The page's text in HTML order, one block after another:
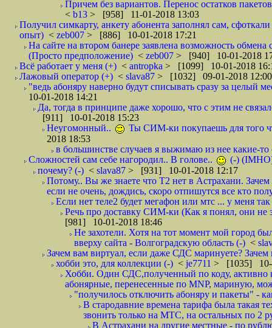
Причем без вариантов. Перенос остатков
< b13 > [958] 11-01-2018 13:03
Получил симкарту, анкету абонента заполнял сам,
опыт) < zeb007 > [886] 10-01-2018 17:21
На сайте на втором банере заявлена возможность
(Просто предположение) < zeb007 > [940] 10-01-2018
Всё работает у меня (+) < antropka > [1099] 10-01-2018
Лажовый оператор (+) < slava87 > [1032] 09-01-2018 12:00
"ведь абоняру наверно будут списывать сразу за целый
10-01-2018 14:21
Да, тогда в принципе даже хорошо, что с этим не
[911] 10-01-2018 15:23
Неугомонный..
Ты СИМ-ки покупаешь для того
2018 18:53
в большинстве случаев я выжимаю из нее какие-то
Сложностей сам себе нагородил.. В голове..
(-)
почему? (-) < slava87 > [931] 10-01-2018 12:17
Потому.. Вы же знаете что Т2 нет в Астрахани.
если не очень, дождись, скоро отпишутся все кто
Если нет теле2 будет мегафон или мтс ... у меня
Речь про доставку СИМ-ки (Как я понял, они не
[981] 10-01-2018 18:46
Не захотели. Хотя на тот момент мой город
вверху сайта - Волгоградскую область (-) <
Зачем вам виртуал, если даже СДС маринуете?
хобби это, для коллекции (-) < je7711 > [1035] 10-
Хобби. Один СДС,полученный по коду, активно
абонярные, перенесенные по MNP, мариную,
"получилось отключить абоняру и пакеты" -
В стародавние времена тарифа была такая
звонить только на МТС, на остальных по 2
В Астрахани на другие местные - по